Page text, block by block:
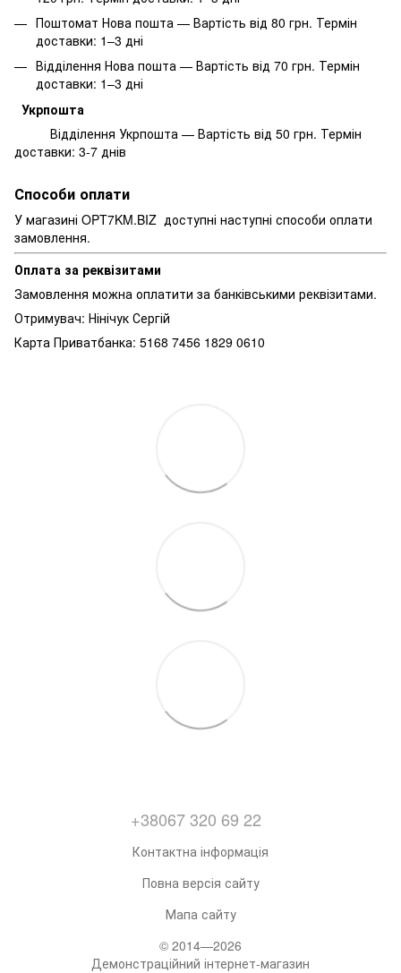
Поштомат Нова пошта — Вартість від 80 грн. Термін
доставки: 1–3 дні
Відділення Нова пошта — Вартість від 70 грн. Термін
доставки: 1–3 дні
Укрпошта
Відділення Укрпошта — Вартість від 50 грн. Термін
доставки: 3-7 днів
Способи оплати
У магазині OPT7KM.BIZ доступні наступні способи оплати
замовлення.
Оплата за реквізитами
Замовлення можна оплатити за банківськими реквізитами.
Отримувач: Нінічук Сергій
Карта Приватбанка: 5168 7456 1829 0610
+38067 320 69 22
Контактна інформація
Повна версія сайту
Мапа сайту
© 2014—2026
Демонстраційний інтернет-магазин